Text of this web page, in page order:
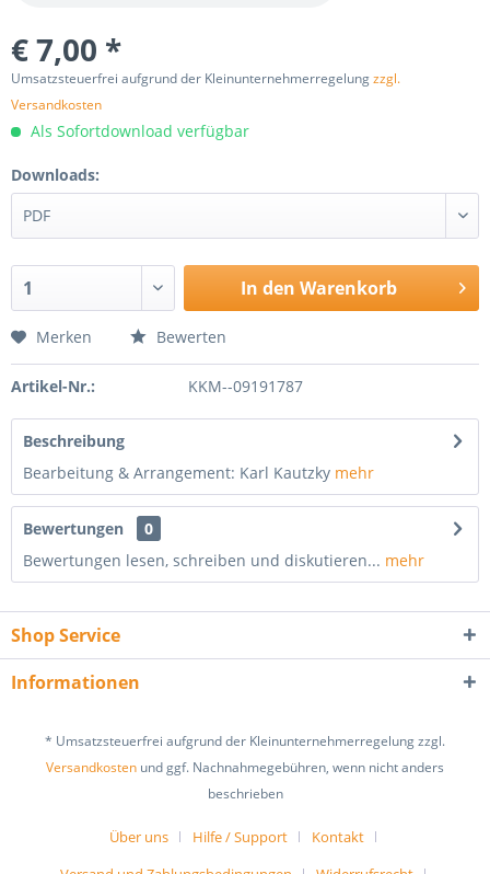
€ 7,00 *
Umsatzsteuerfrei aufgrund der Kleinunternehmerregelungzzgl.
Versandkosten
Als Sofortdownload verfügbar
Downloads:
In den Warenkorb
Merken Bewerten
Artikel-Nr.: KKM--09191787
Beschreibung
Bearbeitung & Arrangement: Karl Kautzky mehr
Bewertungen
0
Bewertungen lesen, schreiben und diskutieren... mehr
Shop Service
Informationen
* Umsatzsteuerfrei aufgrund der Kleinunternehmerregelung zzgl.
Versandkosten und ggf. Nachnahmegebühren, wenn nicht anders
beschrieben
Über uns Hilfe / Support
Kontakt